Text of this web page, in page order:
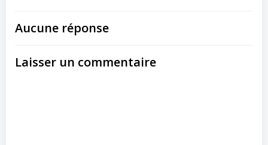
Aucune réponse
Laisser un commentaire